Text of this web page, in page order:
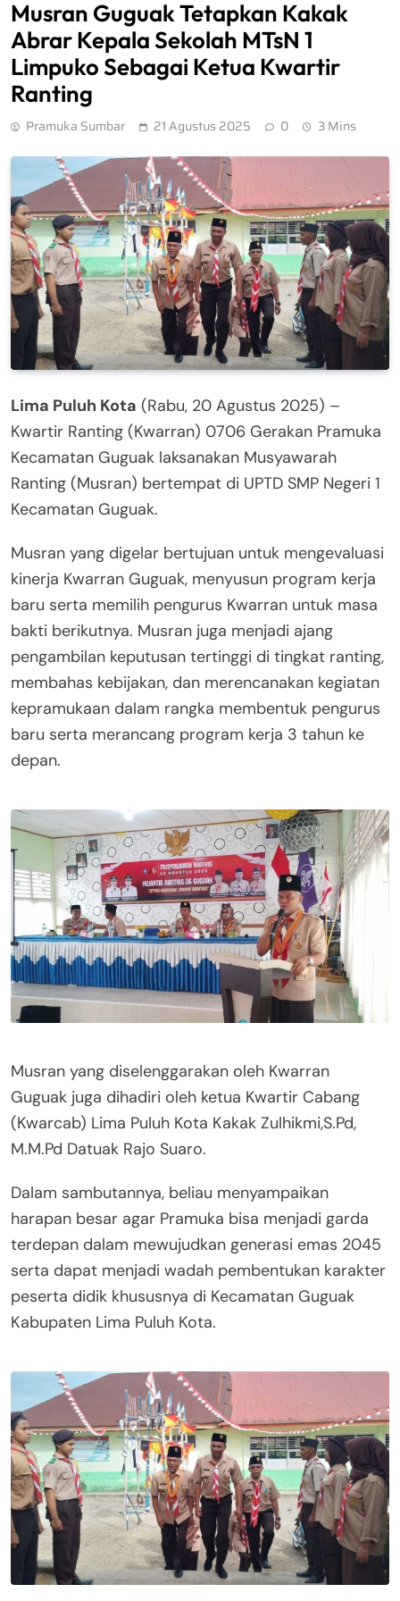
Musran Guguak Tetapkan Kakak
Abrar Kepala Sekolah MTsN 1
Limpuko Sebagai Ketua Kwartir
Ranting
Pramuka Sumbar 21 Agustus 2025 0 3 Mins
Lima Puluh Kota (Rabu, 20 Agustus 2025) –
Kwartir Ranting (Kwarran) 0706 Gerakan Pramuka
Kecamatan Guguak laksanakan Musyawarah
Ranting (Musran) bertempat di UPTD SMP Negeri 1
Kecamatan Guguak.
Musran yang digelar bertujuan untuk mengevaluasi
kinerja Kwarran Guguak, menyusun program kerja
baru serta memilih pengurus Kwarran untuk masa
bakti berikutnya. Musran juga menjadi ajang
pengambilan keputusan tertinggi di tingkat ranting,
membahas kebijakan, dan merencanakan kegiatan
kepramukaan dalam rangka membentuk pengurus
baru serta merancang program kerja 3 tahun ke
depan.
Musran yang diselenggarakan oleh Kwarran
Guguak juga dihadiri oleh ketua Kwartir Cabang
(Kwarcab) Lima Puluh Kota Kakak Zulhikmi,S.Pd,
M.M.Pd Datuak Rajo Suaro.
Dalam sambutannya, beliau menyampaikan
harapan besar agar Pramuka bisa menjadi garda
terdepan dalam mewujudkan generasi emas 2045
serta dapat menjadi wadah pembentukan karakter
peserta didik khususnya di Kecamatan Guguak
Kabupaten Lima Puluh Kota.